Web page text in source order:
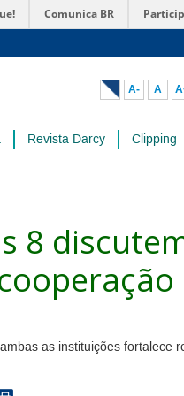
Comunica BR
A- A
Revista Darcy Clipping
8
as instituições fortalece